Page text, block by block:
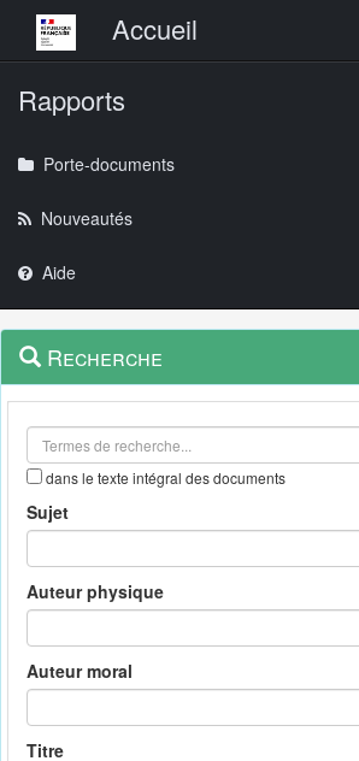
Menu principalAccueil
Rapports
Porte-documents
Nouveautés
Aide
Navigation
outils
Menu
contextuel
Recherche
dans le texte intégral des documents
Sujet
Auteur physique
Auteur moral
Titre